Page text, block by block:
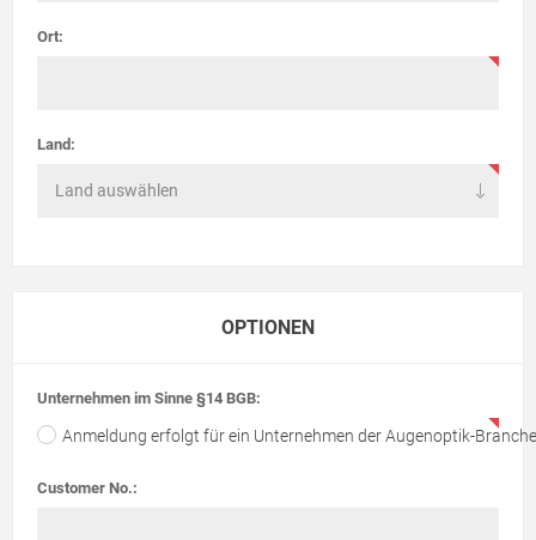
Ort:
Land:
OPTIONEN
Unternehmen im Sinne §14 BGB:
Anmeldung erfolgt für ein Unternehmen der Augenoptik-Branche
Customer No.: